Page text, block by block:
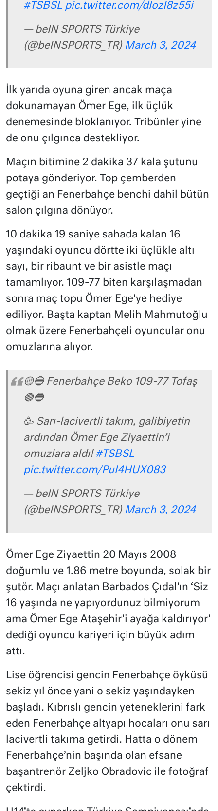
#TSBSL pic.twitter.com/dIozI8z55i
— beIN SPORTS Türkiye
(@beINSPORTS_TR) March 3, 2024
İlk yarıda oyuna giren ancak maça
dokunamayan Ömer Ege, ilk üçlük
denemesinde bloklanıyor. Tribünler yine
de onu çılgınca destekliyor.
Maçın bitimine 2 dakika 37 kala şutunu
potaya gönderiyor. Top çemberden
geçtiği an Fenerbahçe benchi dahil bütün
salon çılgına dönüyor.
10 dakika 19 saniye sahada kalan 16
yaşındaki oyuncu dörtte iki üçlükle altı
sayı, bir ribaunt ve bir asistle maçı
tamamlıyor. 109-77 biten karşılaşmadan
sonra maç topu Ömer Ege’ye hediye
ediliyor. Başta kaptan Melih Mahmutoğlu
olmak üzere Fenerbahçeli oyuncular onu
omuzlarına alıyor.
🟡🔵 Fenerbahçe Beko 109-77 Tofaş
🟢🔵
🥳 Sarı-lacivertli takım, galibiyetin
ardından Ömer Ege Ziyaettin’i
omuzlara aldı! #TSBSL
pic.twitter.com/PuI4HUX083
— beIN SPORTS Türkiye
(@beINSPORTS_TR) March 3, 2024
Ömer Ege Ziyaettin 20 Mayıs 2008
doğumlu ve 1.86 metre boyunda, solak bir
şutör. Maçı anlatan Barbados Çıdal’ın ‘Siz
16 yaşında ne yapıyordunuz bilmiyorum
ama Ömer Ege Ataşehir’i ayağa kaldırıyor’
dediği oyuncu kariyeri için büyük adım
attı.
Lise öğrencisi gencin Fenerbahçe öyküsü
sekiz yıl önce yani o sekiz yaşındayken
başladı. Kıbrıslı gencin yeteneklerini fark
eden Fenerbahçe altyapı hocaları onu sarı
lacivertli takıma getirdi. Hatta o dönem
Fenerbahçe’nin başında olan efsane
başantrenör Zeljko Obradovic ile fotoğraf
çektirdi.